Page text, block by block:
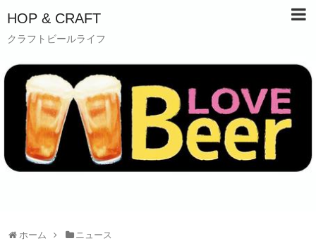
HOP & CRAFT
クラフトビールライフ
ホーム ニュース